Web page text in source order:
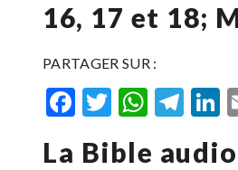
16, 17 et 18;
PARTAGER SUR :
Facebook
Twitter
La Bible